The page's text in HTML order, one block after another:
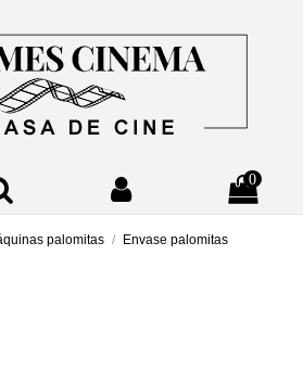
0
palomitas Envase palomitas